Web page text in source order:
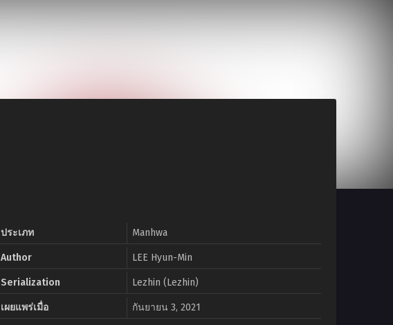
ประเภท Manhwa
Author LEE Hyun-Min
Serialization Lezhin (Lezhin)
เผยแพร่เมื่อ กันยายน 3, 2021